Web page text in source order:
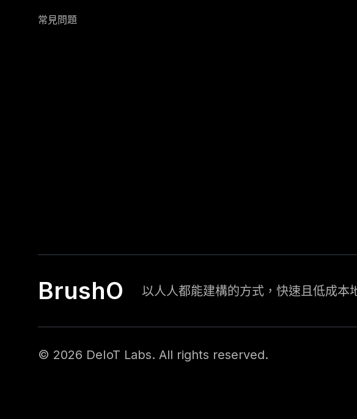
常見問題
BrushO 以人人都能建構的方式，快速且低成本
© 2026 DeIoT Labs. All rights reserved.